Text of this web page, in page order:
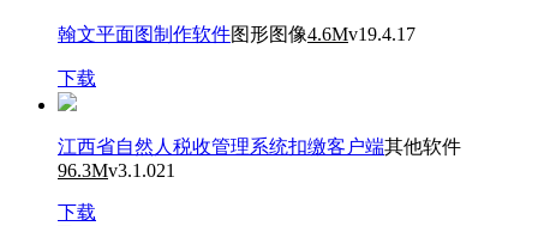
翰文平面图制作软件图形图像4.6Mv19.4.17
下载
江西省自然人税收管理系统扣缴客户端其他软件
96.3Mv3.1.021
下载